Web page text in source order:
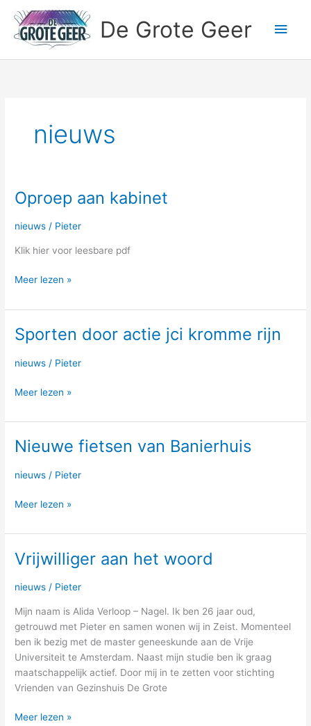
naar
De Grote Geer
nieuws
Oproep aan kabinet
nieuws / Pieter
Klik hier voor leesbare pdf
Oproep
aan
kabinet
Meer lezen »
Sporten door actie jci kromme rijn
nieuws / Pieter
Sporten
door
actie
kromme
Meer lezen »
Nieuwe fietsen van Banierhuis
nieuws / Pieter
Nieuwe
van
Meer lezen »
Vrijwilliger aan het woord
nieuws / Pieter
Mijn naam is Alida Verloop – Nagel. Ik ben 26 jaar oud,
getrouwd met Pieter en samen wonen wij in Zeist. Momenteel
ben ik bezig met de master geneeskunde aan de Vrije
Universiteit te Amsterdam. Naast mijn studie ben ik graag
maatschappelijk actief. Door mij in te zetten voor stichting
Vrienden van Gezinshuis De Grote
Vrijwilliger
het
Meer lezen »